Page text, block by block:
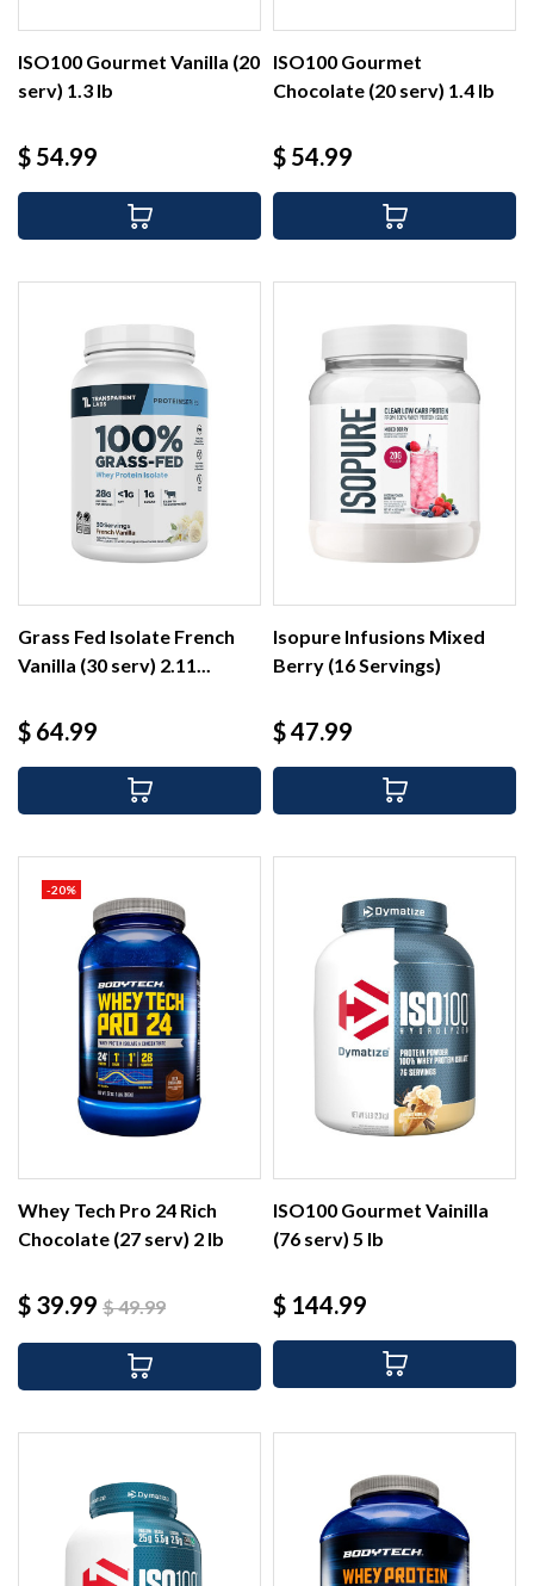
ISO100 Gourmet Vanilla (20
serv) 1.3 lb
Precio
$ 54.99
ISO100 Gourmet
Chocolate (20 serv) 1.4 lb
Precio
$ 54.99
Grass Fed Isolate French
Vanilla (30 serv) 2.11...
Precio
$ 64.99
Isopure Infusions Mixed
Berry (16 Servings)
Precio
$ 47.99
Whey Tech Pro 24 Rich
Chocolate (27 serv) 2 lb
Precio
$ 39.99 Precio
$ 49.99
-20%
ISO100 Gourmet Vainilla
(76 serv) 5 lb
Precio
$ 144.99